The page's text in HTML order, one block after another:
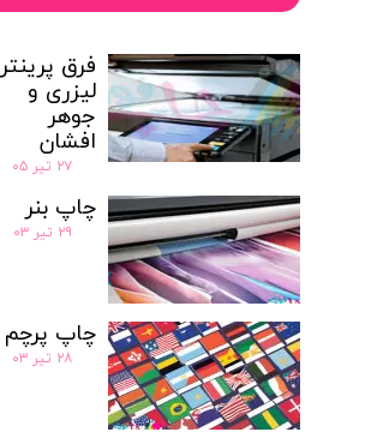
فرق پرینتر
لیزری و
جوهر
افشان
۲۷ تیر ۰۵
چاپ بنر
۲۹ تیر ۰۳
چاپ پرچم‌
۲۸ تیر ۰۳